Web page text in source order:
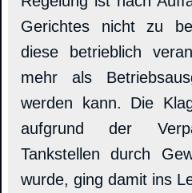
Gerichtes nicht zu
diese betrieblich
mehr als
werden kann. Die
aufgrund der
Tankstellen durch
wurde, ging damit ins